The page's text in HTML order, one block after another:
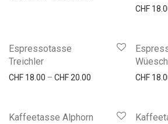
CHF
Espressotasse
Treichler
CHF 18.00 – CHF20.00 Preisspanne: CHF
CHF
Kaffeetasse Alphorn